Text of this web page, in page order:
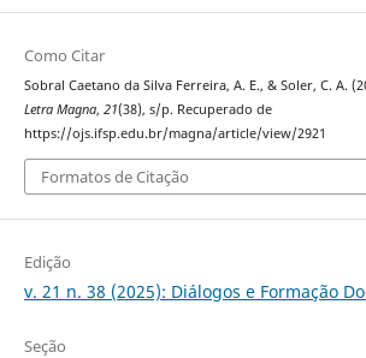
Como Citar
Sobral Caetano da Silva Ferreira, A. E., & Soler, C. A.
Letra Magna, 21(38), s/p. Recuperado de
https://ojs.ifsp.edu.br/magna/article/view/2921
Formatos de Citação
Edição
v. 21 n. 38 (2025): Diálogos e Formação
Seção